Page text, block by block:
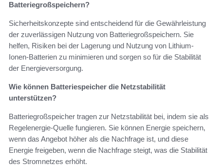
Batteriegroßspeichern?
Sicherheitskonzepte sind entscheidend für die Gewährleistung
der zuverlässigen Nutzung von Batteriegroßspeichern. Sie
helfen, Risiken bei der Lagerung und Nutzung von Lithium-
Ionen-Batterien zu minimieren und sorgen so für die Stabilität
der Energieversorgung.
Wie können Batteriespeicher die Netzstabilität
unterstützen?
Batteriegroßspeicher tragen zur Netzstabilität bei, indem sie als
Regelenergie-Quelle fungieren. Sie können Energie speichern,
wenn das Angebot höher als die Nachfrage ist, und diese
Energie freigeben, wenn die Nachfrage steigt, was die Stabilität
des Stromnetzes erhöht.